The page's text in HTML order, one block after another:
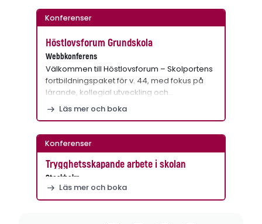
Konferenser
Höstlovsforum Grundskola
Webbkonferens
Välkommen till Höstlovsforum – Skolportens
fortbildningspaket för v. 44, med fokus på
lärande, kollegial utveckling och…
Läs mer och boka
Konferenser
Trygghetsskapande arbete i skolan
Stockholm
Läs mer och boka